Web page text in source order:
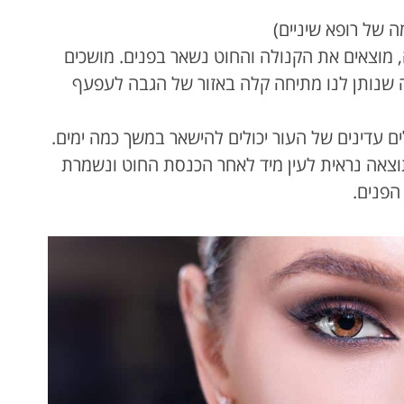
של רופא שיניים)
את הקנולה והחוט נשאר בפנים. מושכים
שנותן לנו מתיחה קלה באזור של הגבה לעפעף
עדינים של העור יכולים להישאר במשך כמה ימים.
ללא כאב. תוצאה נראית לעין מיד לאחר הכנסת החוט ונשמרת